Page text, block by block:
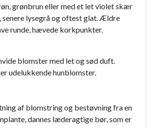
grønbrun eller med et let violet skær
lysegrå og oftest glat. Ældre
runde, hævede korkpunkter.
blomster med let og sød duft.
udelukkende hunblomster.
af blomstring og bestøvning fra en
dannes læderagtige bør, som er